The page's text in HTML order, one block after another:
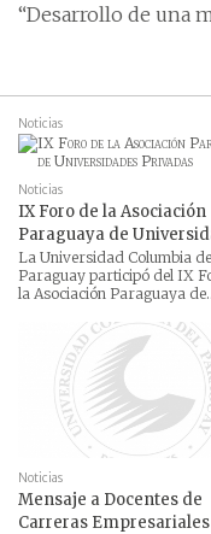
“Desarrollo de una
Noticias
Noticias
IX Foro de la Asociación
Paraguaya de
La Universidad Columbia
Paraguay participó del IX
la Asociación Paraguaya
Noticias
Mensaje a Docentes de
Carreras Empresariales